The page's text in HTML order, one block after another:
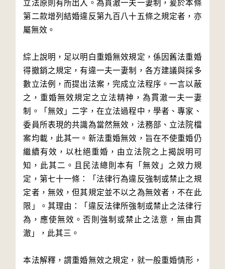
立法原則有所出入。為貫澈一夫一妻制，爰於本條
第二款增列結婚違反第九百八十五條之規定者，亦
屬無效。
綜上說明，足以明白重婚無效規定，係因舊法重婚
得撤銷之規定，有違一夫一妻制，各方建議與採多
數立法例，而提出法案，完成立法程序。一言以蔽
之，重婚無效規定之立法精神，為貫澈一夫一妻
制。「無效」二字，在立法過程中，學者、專家、
委員所表現的共識為當然無效，法務部、立法院檔
案均載，此其一。新法重婚無效，旨在不使重婚仍
繼續有效，以杜絕重婚，由立法院之上揭說明可
知，此其二。且民法總則本有「無效」之效力規
定，第七十一條：「法律行為違反強制或禁止之規
定者，無效，但其規定並不以之為無效者，不在此
限」。其理由：「違反法律所強制或禁止之法律行
為，應使無效。否則強制或禁止之法意，無由貫
澈」，此其三。
本法解釋，謂重婚無效之規定，就一般重婚情形，